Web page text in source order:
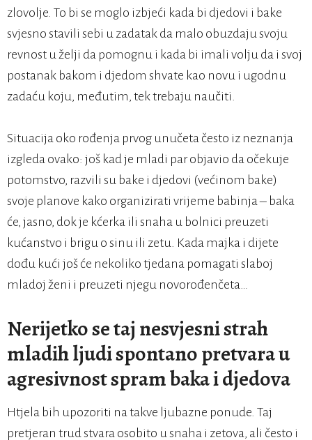
zlovolje. To bi se moglo izbjeći kada bi djedovi i bake
svjesno stavili sebi u zadatak da malo obuzdaju svoju
revnost u želji da pomognu i kada bi imali volju da i svoj
postanak bakom i djedom shvate kao novu i ugodnu
zadaću koju, međutim, tek trebaju naučiti.
Situacija oko rođenja prvog unučeta često iz neznanja
izgleda ovako: još kad je mladi par objavio da očekuje
potomstvo, razvili su bake i djedovi (većinom bake)
svoje planove kako organizirati vrijeme babinja – baka
će, jasno, dok je kćerka ili snaha u bolnici preuzeti
kućanstvo i brigu o sinu ili zetu. Kada majka i dijete
dođu kući još će nekoliko tjedana pomagati slaboj
mladoj ženi i preuzeti njegu novorođenčeta…
Nerijetko se taj nesvjesni strah
mladih ljudi spontano pretvara u
agresivnost spram baka i djedova
Htjela bih upozoriti na takve ljubazne ponude. Taj
pretjeran trud stvara osobito u snaha i zetova, ali često i